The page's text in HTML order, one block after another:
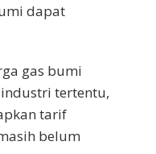
dapat
gas bumi
tertentu,
tarif
belum